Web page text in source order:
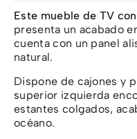
Este mueble de TV
presenta un acabado
cuenta con un panel
natural.
Dispone de cajones y
superior izquierda
estantes colgados,
océano.